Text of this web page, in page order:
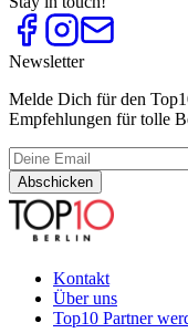
Newsletter
Melde Dich für den
Empfehlungen für tolle
Abschicken
Kontakt
Über uns
Top10 Partner